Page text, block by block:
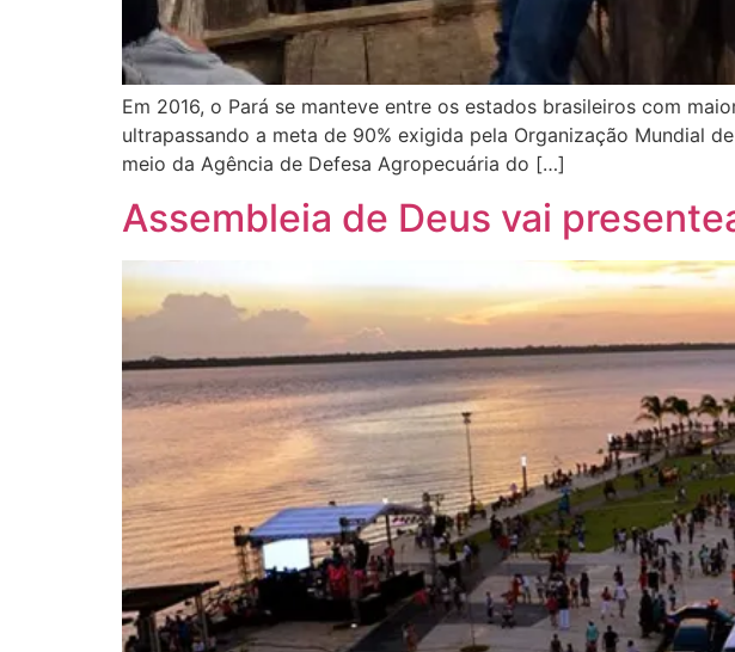
Em 2016, o Pará se manteve entre os estados brasileiros com
ultrapassando a meta de 90% exigida pela Organização Mundial
meio da Agência de Defesa Agropecuária do […]
Assembleia de Deus vai